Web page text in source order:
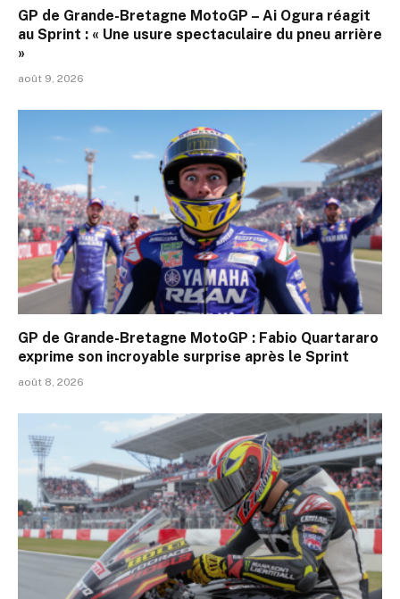
GP de Grande-Bretagne MotoGP – Ai Ogura réagit
au Sprint : « Une usure spectaculaire du pneu arrière
»
août 9, 2026
GP de Grande-Bretagne MotoGP : Fabio Quartararo
exprime son incroyable surprise après le Sprint
août 8, 2026